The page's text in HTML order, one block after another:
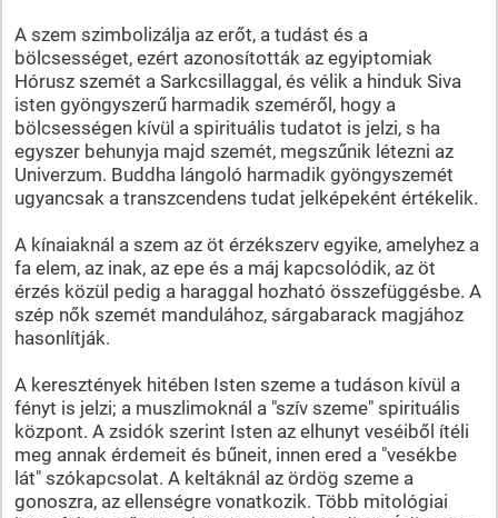
A szem szimbolizálja az erőt, a tudást és a
bölcsességet, ezért azonosították az egyiptomiak
Hórusz szemét a Sarkcsillaggal, és vélik a hinduk Siva
isten gyöngyszerű harmadik szeméről, hogy a
bölcsességen kívül a spirituális tudatot is jelzi, s ha
egyszer behunyja majd szemét, megszűnik létezni az
Univerzum. Buddha lángoló harmadik gyöngyszemét
ugyancsak a transzcendens tudat jelképeként értékelik.
A kínaiaknál a szem az öt érzékszerv egyike, amelyhez a
fa elem, az inak, az epe és a máj kapcsolódik, az öt
érzés közül pedig a haraggal hozható összefüggésbe. A
szép nők szemét mandulához, sárgabarack magjához
hasonlítják.
A keresztények hitében Isten szeme a tudáson kívül a
fényt is jelzi; a muszlimoknál a "szív szeme" spirituális
központ. A zsidók szerint Isten az elhunyt veséiből ítéli
meg annak érdemeit és bűneit, innen ered a "vesékbe
lát" szókapcsolat. A keltáknál az ördög szeme a
gonoszra, az ellenségre vonatkozik. Több mitológiai